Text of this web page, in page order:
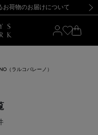
新規登録のお客様も対象！＜MY BARNEYS＞会員のお客様は11,000円（税込）以上のお買上げで常時送料無料！お買い物の際は会員登録を！
【夏季休業に伴う返品・交換承り一時停止のお知らせ】（2026.8.5）
お荷物のお届けについて
案内・ご注意事項 新規登録のお客様も対象！＜MY BARNEYS＞会員のお客様は11,000円（税込）以上のお買上げで常時送料無料！お買い物の際は会員登録を！
【夏季休業に伴う返品・交換承り一時停止のお知らせ】（2026.8.5）
（ラルコバレーノ）